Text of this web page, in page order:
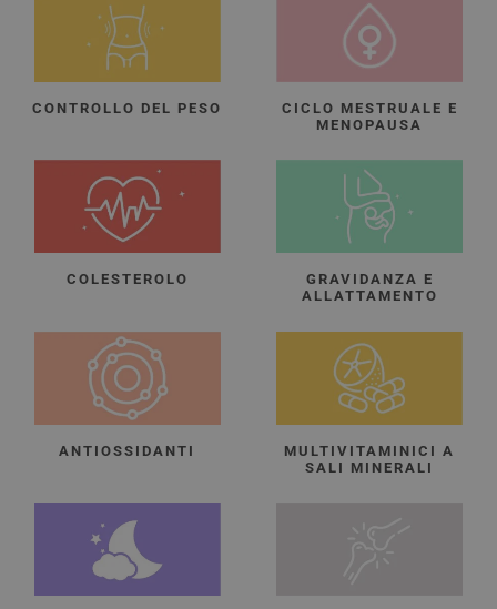
CONTROLLO DEL PESO
CICLO MESTRUALE E
MENOPAUSA
COLESTEROLO
GRAVIDANZA E
ALLATTAMENTO
ANTIOSSIDANTI
MULTIVITAMINICI A
SALI MINERALI